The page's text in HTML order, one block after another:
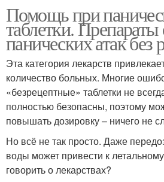
Помощь при
таблетки. Препараты
панических атак без
Эта категория лекарств
количество больных. Многие
«безрецептные» таблетки не
полностью безопасны, поэтому
повышать дозировку – ничего не
Но всё не так просто. Даже
воды может привести к
говорить о лекарствах?